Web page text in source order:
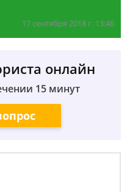
17 сентября 2018 г. 13:46
онлайн
15 минут